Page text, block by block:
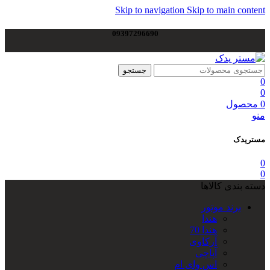
Skip to navigation Skip to main content
09397296690
جستجو
0
0
0 محصول
منو
مستریدک
0
0
دسته بندی کالاها
برند موتور
هندا
هندا 70
آرکاوی
آپاچی
اس وای ام